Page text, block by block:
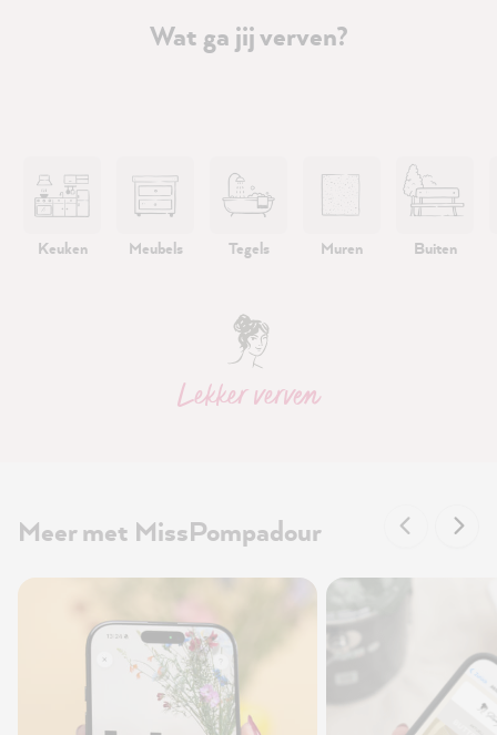
Wat ga jij verven?
Lekker verven
Keuken Meubels Tegels Muren Buiten
Meer met MissPompadour